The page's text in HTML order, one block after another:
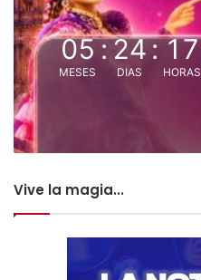
05
MESES
:24
DIAS
:17
HORAS
Vive la magia...